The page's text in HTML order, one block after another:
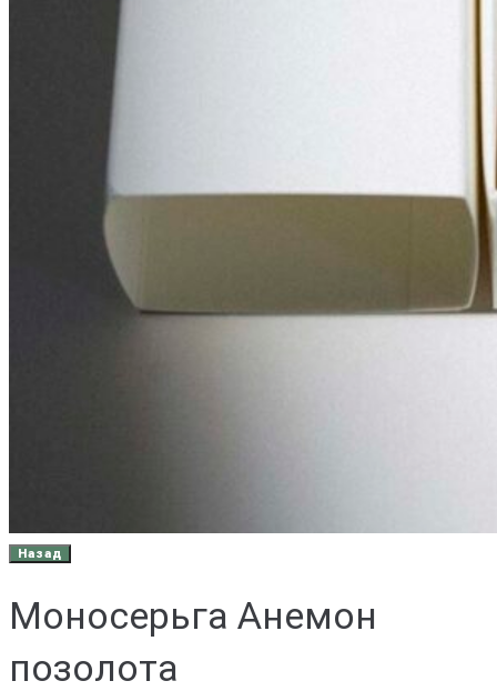
Моносерьга Анемон
позолота